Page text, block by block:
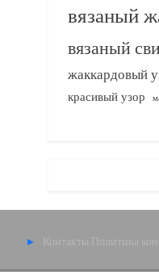
вязаный
вязаный
жаккардовый
красивый узор
Контакты Политика